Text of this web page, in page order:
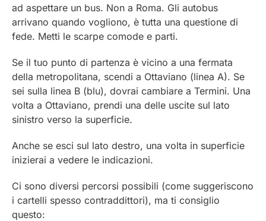
ad aspettare un bus. Non a Roma. Gli autobus
arrivano quando vogliono, è tutta una questione di
fede. Metti le scarpe comode e parti.
Se il tuo punto di partenza è vicino a una fermata
della metropolitana, scendi a Ottaviano (linea A). Se
sei sulla linea B (blu), dovrai cambiare a Termini. Una
volta a Ottaviano, prendi una delle uscite sul lato
sinistro verso la superficie.
Anche se esci sul lato destro, una volta in superficie
inizierai a vedere le indicazioni.
Ci sono diversi percorsi possibili (come suggeriscono
i cartelli spesso contraddittori), ma ti consiglio
questo: